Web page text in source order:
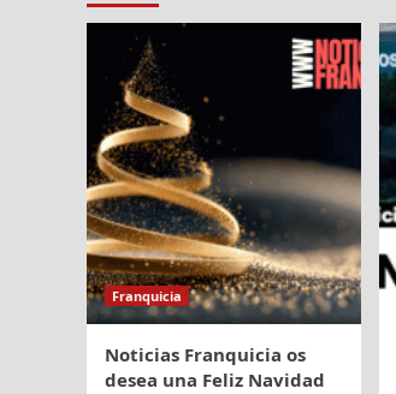
recibe
el
a
Mejor
Desarrollo
Empresarial
Franquicia
Noticias Franquicia os
desea una Feliz Navidad